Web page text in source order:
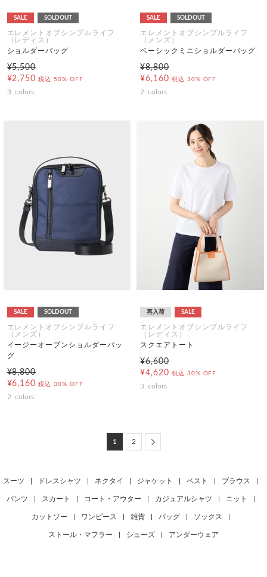
SALE SOLDOUT
エレメントオブシンプルライフ
（レディス）
ショルダーバッグ
¥5,500
¥2,750 税込 50% OFF
3 colors
SALE SOLDOUT
エレメントオブシンプルライフ
（メンズ）
ベーシックミニショルダーバッグ
¥8,800
¥6,160 税込 30% OFF
2 colors
SALE SOLDOUT
エレメントオブシンプルライフ
（メンズ）
イージーオープンショルダーバッ
グ
¥8,800
¥6,160 税込 30% OFF
2 colors
再入荷 SALE
エレメントオブシンプルライフ
（レディス）
スクエアトート
¥6,600
¥4,620 税込 30% OFF
3 colors
1 2 Next
スーツ ドレスシャツ ネクタイ ジャケット ベスト ブラウス
パンツ スカート コート・アウター カジュアルシャツ ニット
カットソー ワンピース 雑貨 バッグ ソックス
ストール・マフラー シューズ アンダーウェア